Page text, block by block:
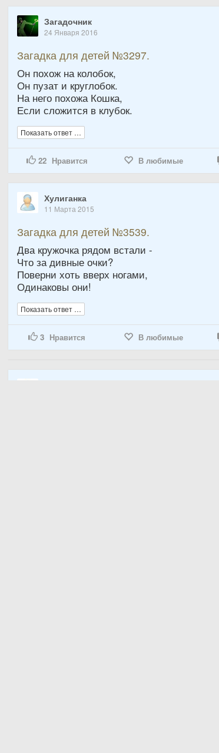
Загадочник
24 Января 2016
Загадка для детей №3297.
Он похож на колобок,
Он пузат и круглобок.
На него похожа Кошка,
Если сложится в клубок.
Показать ответ …
22 Нравится В любимые
Хулиганка
11 Марта 2015
Загадка для детей №3539.
Два кружочка рядом встали -
Что за дивные очки?
Поверни хоть вверх ногами,
Одинаковы они!
Показать ответ …
3 Нравится В любимые